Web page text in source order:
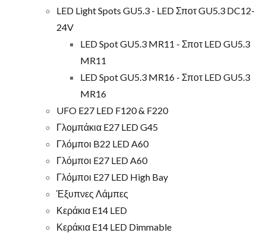
LED Light Spots GU5.3 - LED Σποτ GU5.3 DC12-
24V
LED Spot GU5.3 MR11 - Σποτ LED GU5.3
MR11
LED Spot GU5.3 MR16 - Σποτ LED GU5.3
MR16
UFO E27 LED F120 & F220
Γλομπάκια E27 LED G45
Γλόμποι B22 LED A60
Γλόμποι E27 LED A60
Γλόμποι E27 LED High Bay
Έξυπνες Λάμπες
Κεράκια E14 LED
Κεράκια E14 LED Dimmable